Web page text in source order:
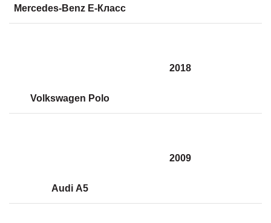
Mercedes-Benz E-Класс
Volkswagen Polo
2018
Audi А5
2009